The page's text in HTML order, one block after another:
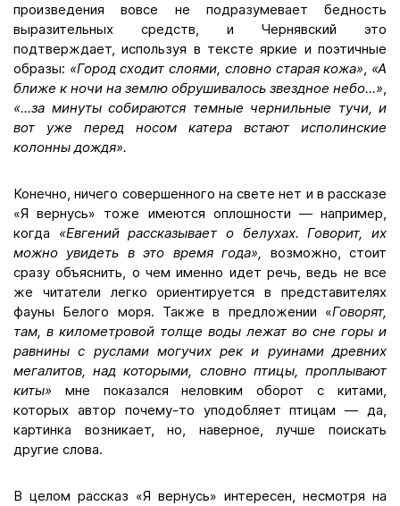
произведения вовсе не подразумевает бедность
выразительных средств, и Чернявский это
подтверждает, используя в тексте яркие и поэтичные
образы: «Город сходит слоями, словно старая кожа», «А
ближе к ночи на землю обрушивалось звездное небо...»,
«...за минуты собираются темные чернильные тучи, и
вот уже перед носом катера встают исполинские
колонны дождя».
Конечно, ничего совершенного на свете нет и в рассказе
«Я вернусь» тоже имеются оплошности — например,
когда «Евгений рассказывает о белухах. Говорит, их
можно увидеть в это время года», возможно, стоит
сразу объяснить, о чем именно идет речь, ведь не все
же читатели легко ориентируется в представителях
фауны Белого моря. Также в предложении «Говорят,
там, в километровой толще воды лежат во сне горы и
равнины с руслами могучих рек и руинами древних
мегалитов, над которыми, словно птицы, проплывают
киты» мне показался неловким оборот с китами,
которых автор почему-то уподобляет птицам — да,
картинка возникает, но, наверное, лучше поискать
другие слова.
В целом рассказ «Я вернусь» интересен, несмотря на